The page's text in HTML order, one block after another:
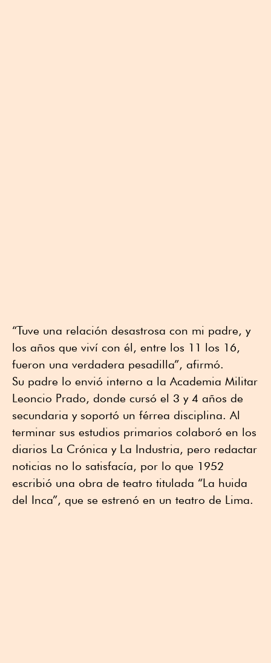
“Tuve una relación desastrosa con mi padre, y
los años que viví con él, entre los 11 los 16,
fueron una verdadera pesadilla”, afirmó.
Su padre lo envió interno a la Academia Militar
Leoncio Prado, donde cursó el 3 y 4 años de
secundaria y soportó un férrea disciplina. Al
terminar sus estudios primarios colaboró en los
diarios La Crónica y La Industria, pero redactar
noticias no lo satisfacía, por lo que 1952
escribió una obra de teatro titulada “La huida
del Inca”, que se estrenó en un teatro de Lima.